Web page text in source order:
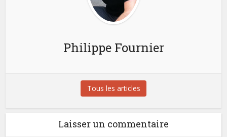
Philippe Fournier
Tous les articles
Laisser un commentaire